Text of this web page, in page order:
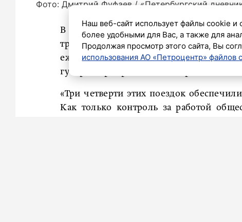
Фото: Дмитрий Фуфаев / «Петербургский
В прошлом году петербуржцы
транспорте – на 110 миллионов
ежегодного отчёта о работе
губернатор города Александр Беглов.
«Три четверти этих поездок
Как только контроль за работой
Наш веб-сайт использует файлы cookie и
более удобными для Вас, а также для
Продолжая просмотр этого сайта, Вы
использования АО «Петроцентр» файлов